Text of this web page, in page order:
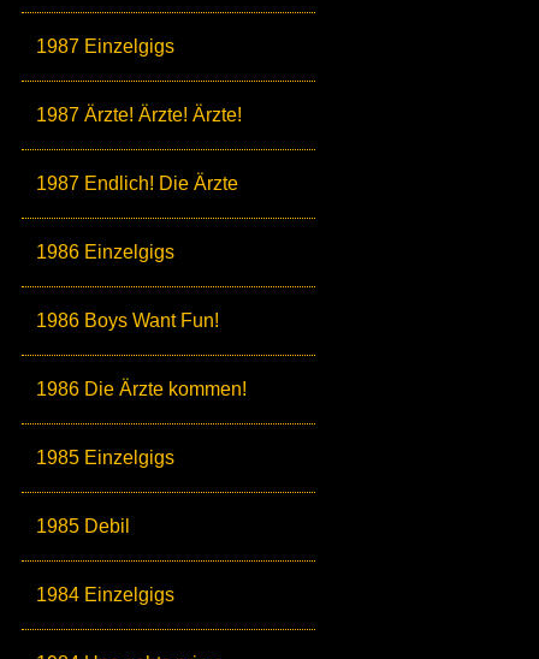
1987 Einzelgigs
1987 Ärzte! Ärzte! Ärzte!
1987 Endlich! Die Ärzte
1986 Einzelgigs
1986 Boys Want Fun!
1986 Die Ärzte kommen!
1985 Einzelgigs
1985 Debil
1984 Einzelgigs